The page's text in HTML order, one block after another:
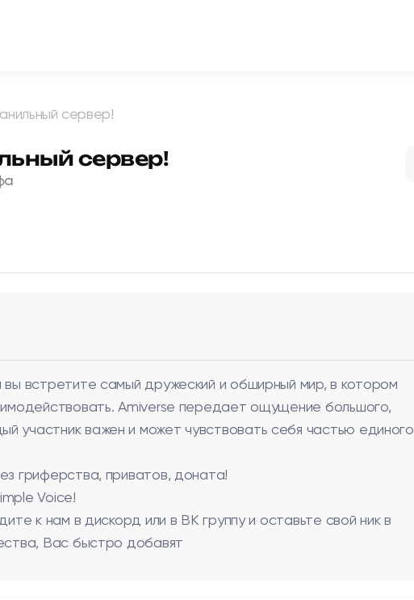
сервер!
сервер!
встретите самый дружеский и обширный мир, в котором
Amiverse передает ощущение большого,
участник важен и может чувствовать себя частью единого
гриферства, приватов, доната!
Voice!
к нам в дискорд или в ВК группу и оставьте свой ник в
Вас быстро добавят